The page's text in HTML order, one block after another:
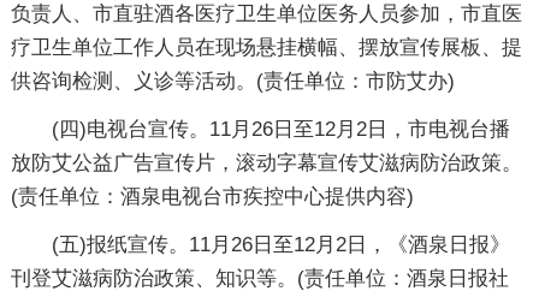
负责人、市直驻酒各医疗卫生单位医务人员参加，市直医
疗卫生单位工作人员在现场悬挂横幅、摆放宣传展板、提
供咨询检测、义诊等活动。(责任单位：市防艾办)
(四)电视台宣传。11月26日至12月2日，市电视台播
放防艾公益广告宣传片，滚动字幕宣传艾滋病防治政策。
(责任单位：酒泉电视台市疾控中心提供内容)
(五)报纸宣传。11月26日至12月2日，《酒泉日报》
刊登艾滋病防治政策、知识等。(责任单位：酒泉日报社